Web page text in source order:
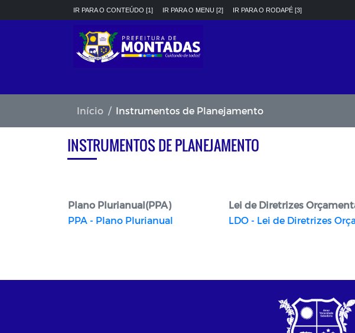
IR PARA O CONTEÚDO [1] IR PARA O MENU [2] IR PARA O RODAPÉ [3]
Início Instrumentos de Planejamento
INSTRUMENTOS DE PLANEJAMENTO
Plano Plurianual(PPA) Lei de Diretrizes
PPA - Plano Plurianual
LDO - Lei de Diretrizes